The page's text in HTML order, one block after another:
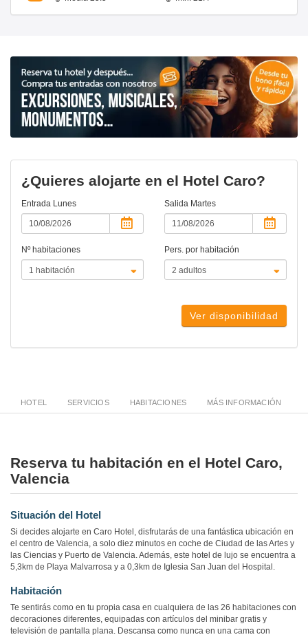
¿Quieres alojarte en el Hotel Caro?
Entrada Lunes Salida Martes
Nº habitaciones Pers. por habitación
Ver disponibilidad
HOTEL SERVICIOS HABITACIONES MÁS INFORMACIÓN
Reserva tu habitación en el Hotel Caro,
Valencia
Situación del Hotel
Si decides alojarte en Caro Hotel, disfrutarás de una fantástica ubicación en
el centro de Valencia, a solo diez minutos en coche de Ciudad de las Artes y
las Ciencias y Puerto de Valencia. Además, este hotel de lujo se encuentra a
5,3km de Playa Malvarrosa y a 0,3km de Iglesia San Juan del Hospital.
Habitación
Te sentirás como en tu propia casa en cualquiera de las 26 habitaciones con
decoraciones diferentes, equipadas con artículos del minibar gratis y
televisión de pantalla plana. Descansa como nunca en una cama con